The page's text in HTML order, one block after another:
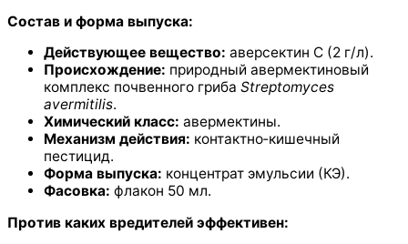
Состав и форма выпуска:
Действующее вещество: аверсектин С (2 г/л).
Происхождение: природный авермектиновый
комплекс почвенного гриба Streptomyces
avermitilis.
Химический класс: авермектины.
Механизм действия: контактно‑кишечный
пестицид.
Форма выпуска: концентрат эмульсии (КЭ).
Фасовка: флакон 50 мл.
Против каких вредителей эффективен: